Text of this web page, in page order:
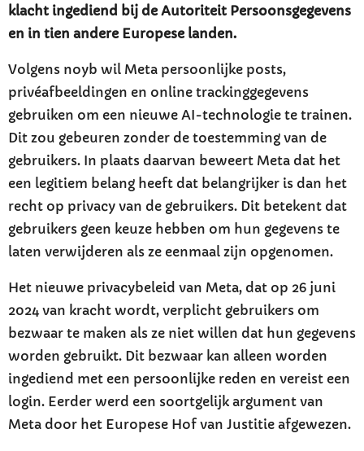
klacht ingediend bij de Autoriteit Persoonsgegevens
en in tien andere Europese landen.
Volgens noyb wil Meta persoonlijke posts,
privéafbeeldingen en online trackinggegevens
gebruiken om een nieuwe AI-technologie te trainen.
Dit zou gebeuren zonder de toestemming van de
gebruikers. In plaats daarvan beweert Meta dat het
een legitiem belang heeft dat belangrijker is dan het
recht op privacy van de gebruikers. Dit betekent dat
gebruikers geen keuze hebben om hun gegevens te
laten verwijderen als ze eenmaal zijn opgenomen.
Het nieuwe privacybeleid van Meta, dat op 26 juni
2024 van kracht wordt, verplicht gebruikers om
bezwaar te maken als ze niet willen dat hun gegevens
worden gebruikt. Dit bezwaar kan alleen worden
ingediend met een persoonlijke reden en vereist een
login. Eerder werd een soortgelijk argument van
Meta door het Europese Hof van Justitie afgewezen.